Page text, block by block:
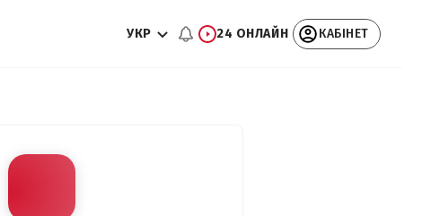
УКР 24 ОНЛАЙН КАБІНЕТ